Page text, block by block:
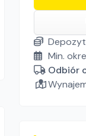
Min.
Odbiór